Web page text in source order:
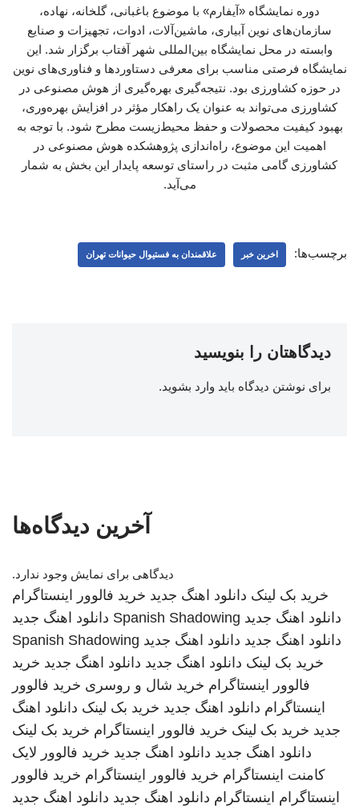
دوره نمایشگاه «آیفارم» با موضوع باغبانی، گلخانه، نهاده،
سازمان‌های نوین آبیاری، ماشین‌آلات، ادوات، تجهیزات و صنایع
وابسته در محل نمایشگاه بین‌المللی شهر آفتاب برگزار شد. این
نمایشگاه فرصتی مناسب برای معرفی دستاوردها و فناوری‌های نوین
در حوزه کشاورزی بود. نتیجه‌گیری بهره‌گیری از هوش مصنوعی در
کشاورزی می‌تواند به عنوان یک راهکار مؤثر در افزایش بهره‌وری،
بهبود کیفیت محصولات و حفظ محیط‌زیست مطرح شود. با توجه به
اهمیت این موضوع، راه‌اندازی پژوهشکده هوش مصنوعی در
کشاورزی گامی مثبت در راستای توسعه پایدار این بخش به شمار
می‌آید.
برچسب‌ها: اخرین خبر علاقمندان به فستیوال حیوانات تهران
دیدگاهتان را بنویسید
برای نوشتن دیدگاه باید وارد بشوید.
آخرین دیدگاه‌ها
دیدگاهی برای نمایش وجود ندارد.
خرید بک لینک دانلود اهنگ جدید خرید فالوور اینستاگرام
دانلود اهنگ جدید Spanish Shadowing دانلود اهنگ جدید
دانلود اهنگ جدید دانلود اهنگ جدید Spanish Shadowing
خرید بک لینک دانلود اهنگ جدید دانلود اهنگ جدید خرید
فالوور اینستاگرام خرید شال و روسری خرید فالوور
اینستاگرام دانلود اهنگ جدید خرید بک لینک دانلود اهنگ
جدید خرید بک لینک خرید فالوور اینستاگرام خرید بک لینک
دانلود اهنگ جدید دانلود اهنگ جدید خرید فالوور لایک
کامنت اینستاگرام خرید فالوور اینستاگرام خرید فالوور
اینستاگرام اینستاگرام دانلود اهنگ جدید دانلود اهنگ جدید